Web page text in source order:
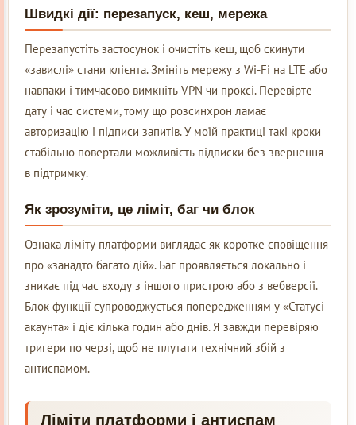
Швидкі дії: перезапуск, кеш, мережа
Перезапустіть застосунок і очистіть кеш, щоб скинути
«завислі» стани клієнта. Змініть мережу з Wi-Fi на LTE або
навпаки і тимчасово вимкніть VPN чи проксі. Перевірте
дату і час системи, тому що розсинхрон ламає
авторизацію і підписи запитів. У моїй практиці такі кроки
стабільно повертали можливість підписки без звернення
в підтримку.
Як зрозуміти, це ліміт, баг чи блок
Ознака ліміту платформи виглядає як коротке сповіщення
про «занадто багато дій». Баг проявляється локально і
зникає під час входу з іншого пристрою або з вебверсії.
Блок функції супроводжується попередженням у «Статусі
акаунта» і діє кілька годин або днів. Я завжди перевіряю
тригери по черзі, щоб не плутати технічний збій з
антиспамом.
Ліміти платформи і антиспам